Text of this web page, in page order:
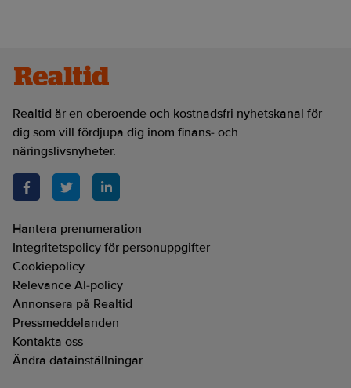
Realtid är en oberoende och kostnadsfri nyhetskanal för
dig som vill fördjupa dig inom finans- och
näringslivsnyheter.
Hantera prenumeration
Integritetspolicy för personuppgifter
Cookiepolicy
Relevance AI-policy
Annonsera på Realtid
Pressmeddelanden
Kontakta oss
Ändra datainställningar